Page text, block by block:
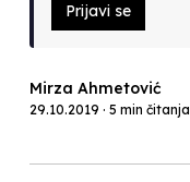
Prijavi se
Mirza Ahmetović
29.10.2019 · 5 min čitanja